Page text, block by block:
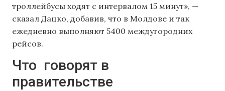
троллейбусы ходят с интервалом 15 минут», —
сказал Дацко, добавив, что в Молдове и так
ежедневно выполняют 5400 междугородних
рейсов.
Что говорят в
правительстве